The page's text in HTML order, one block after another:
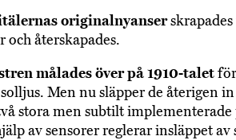
originalnyanser
och återskapades.
målades över på 1910-talet
Men nu släpper de återigen in
stora men subtilt
av sensorer reglerar insläppet av